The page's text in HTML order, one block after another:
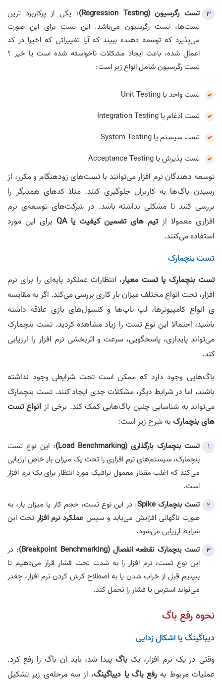
تست رگرسیون (Regression Testing)
: یکی از پرکاربرد ترین
تست‌ها، تست رگرسیون می‌باشد. این تست برای این صورت
می‌پذیرد که توسعه دهنده ببیند که آیا تغییراتی که اخیرا در کد
اعمال شده، باعث ایجاد مشکلات ناخواسته شده است یا خیر ؟
تست رگرسیون شامل انواع زیر است:
تست واحد یا Unit Testing
تست ادغام یا Integration Testing
تست سیستم یا System Testing
تست پذیرش یا Acceptance Testing
توسعه دهندگان نرم افزار می‌توانند با تست‌های زودهنگام و مکرر، از
رسیدن با‌گ‌ها به کاربران جلوگیری کنند. مثلا کدهای همدیگر را
بررسی کنند تا مشکلی نداشته باشد. در شرکت‌های توسعه‌‌ی نرم
افزاری معمولا ازتیم های تضمین کیفیت یا QA
برای این مورد
استفاده می‌کنند.
تست بنچمارک
تست بنچمارک یا تست معیار، انتظارات عملکرد پایه‌ای را برای نرم
افزار، تحت انواع مختلف میزان بار کاری بررسی می‌کند. اگر به مقایسه
ی انواع کامپیوترها، لپ تاپ‌ها و کنسول‌های بازی علاقه داشته
باشید، احتمالا این نوع تست را زیاد مشاهده کردید. تست بنچمارک
می‌تواند پایداری، پاسخگویی، سرعت و اثربخشی نرم افزار را ارزیابی
کند.
باگ‌هایی وجود دارد که ممکن است تحت شرایطی وجود نداشته
باشند، اما در شرایط دیگر، مشکلات جدی ایجاد کنند. تست بنچمارک
می‌تواند به شناسایی چنین باگ‌هایی کمک کند. برخی از انواع تست
های بنچمارکبه شرح زیر است:
تست بنچمارک بارگذاری (Load Benchmarking)
: این نوع تست
بنچمارک، سیستم‌های نرم افزاری را تحت یک میزان بار خاص ارزیابی
می‌کند که اغلب مقدار معمول ترافیک مورد انتظار برای یک نرم افزار
است.
تست بنچمارک Spike
: در این نوع تست، حجم کار یا میزان بار، به
صورت ناگهانی افزایش می‌یابد و سپس عملکرد نرم افزار تحت این
شرایط ارزیابی می‌شود.
تست بنچمارک نقطعه انفصال (Breakpoint Benchmarking)
: در
این نوع تست، نرم افزار را به شدت تحت فشار قرار می‌دهیم تا
ببینیم قبل از خراب شدن یا به اصطلاح کرش کردن نرم افزار، چقدر
می‌تواند استرس یا فشار را تحمل کند.
نحوه رفع باگ
دیباگینگ یا اشکال زدایی
وقتی در یک نرم افزار، یکباگ پیدا شد، باید آن باگ را رفع کرد.
عملیات مربوط به رفع باگ یا دیباگینگ، از سه مرحله‌ی زیر تشکیل